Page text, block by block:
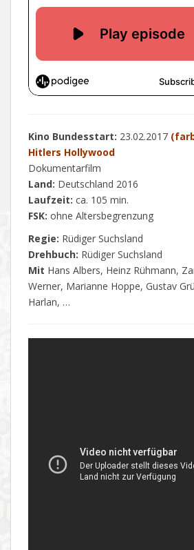
Kino Bundesstart: 23.02.2017
Hitlers Hollywood
Dokumentarfilm
Land: Deutschland 2016
Laufzeit: ca. 105 min.
FSK: ohne Altersbegrenzung
Regie: Rüdiger Suchsland
Drehbuch: Rüdiger Suchsland
Mit Hans Albers, Heinz Rühmann,
Werner, Marianne Hoppe, Gustav
Harlan, …